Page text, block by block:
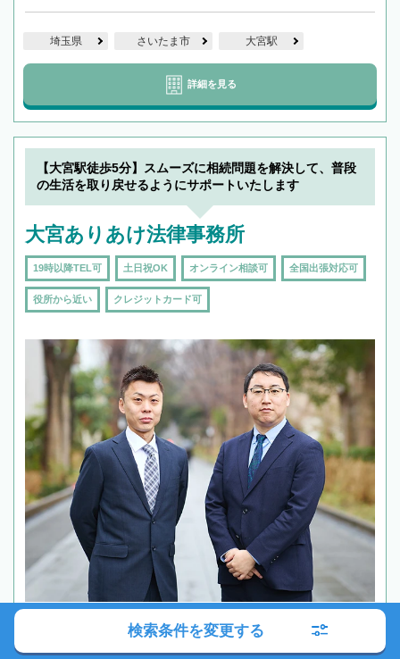
埼玉県 さいたま市 大宮駅
詳細を見る
【大宮駅徒歩5分】スムーズに相続問題を解決して、普段
の生活を取り戻せるようにサポートいたします
大宮ありあけ法律事務所
19時以降TEL可 土日祝OK オンライン相談可 全国出張対応可
役所から近い クレジットカード可
検索条件を変更する